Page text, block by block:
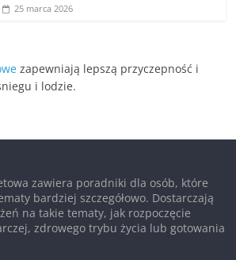
25 marca 2026
zapewniają lepszą przyczepność i
i lodzie.
zawiera poradniki dla osób, które
bardziej szczegółowo. Dostarczają
na takie tematy, jak rozpoczęcie
zdrowego trybu życia lub gotowania